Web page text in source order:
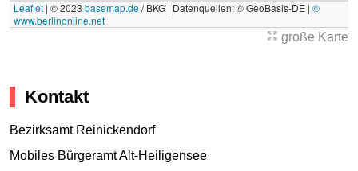
Leaflet | © 2023 basemap.de/ BKG | Datenquellen: © GeoBasis-DE | ©
www.berlinonline.net
große Karte
Kontakt
Bezirksamt Reinickendorf
Mobiles Bürgeramt Alt-Heiligensee